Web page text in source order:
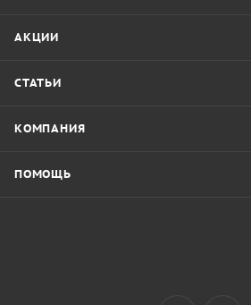
АКЦИИ
СТАТЬИ
КОМПАНИЯ
ПОМОЩЬ